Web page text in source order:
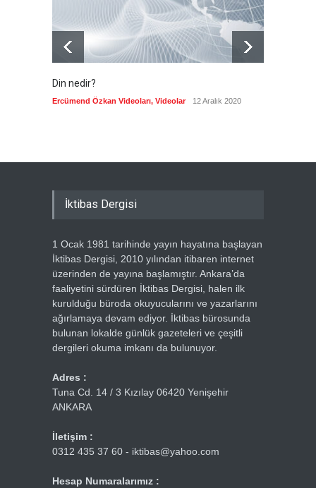
Din nedir?
Ercümend Özkan Videoları, Videolar 12 Aralık 2020
İktibas Dergisi
1 Ocak 1981 tarihinde yayın hayatına başlayan
İktibas Dergisi, 2010 yılından itibaren internet
üzerinden de yayına başlamıştır. Ankara’da
faaliyetini sürdüren İktibas Dergisi, halen ilk
kurulduğu büroda okuyucularını ve yazarlarını
ağırlamaya devam ediyor. İktibas bürosunda
bulunan lokalde günlük gazeteleri ve çeşitli
dergileri okuma imkanı da bulunuyor.
Adres :
Tuna Cd. 14 / 3 Kızılay 06420 Yenişehir
ANKARA
İletişim :
0312 435 37 60 - iktibas@yahoo.com
Hesap Numaralarımız :